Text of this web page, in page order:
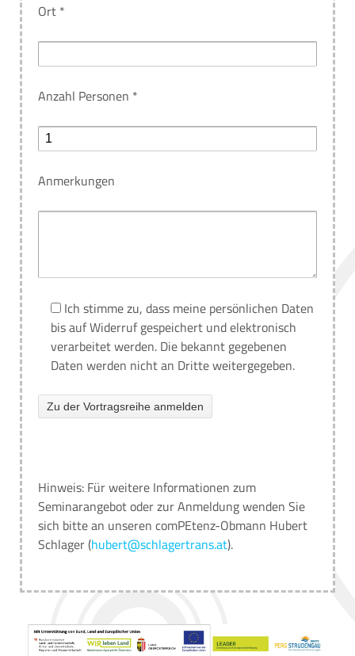
Ort *
Anzahl Personen *
Anmerkungen
Ich stimme zu, dass meine persönlichen Daten
bis auf Widerruf gespeichert und elektronisch
verarbeitet werden. Die bekannt gegebenen
Daten werden nicht an Dritte weitergegeben.
Hinweis: Für weitere Informationen zum
Seminarangebot oder zur Anmeldung wenden Sie
sich bitte an unseren comPEtenz-Obmann Hubert
Schlager (hubert@schlagertrans.at).